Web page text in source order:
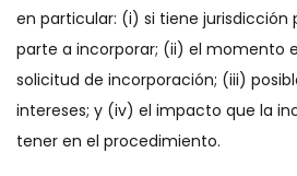
en particular: (i) si tiene jurisdicción
parte a incorporar; (ii) el momento
solicitud de incorporación; (iii)
intereses; y (iv) el impacto que la
tener en el procedimiento.